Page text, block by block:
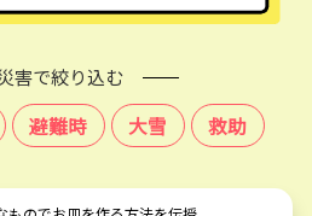
害で絞り込む
避難時 大雪 救助